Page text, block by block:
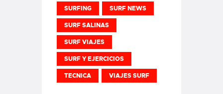
SURFING SURF NEWS
SURF SALINAS
SURF VIAJES
SURF Y EJERCICIOS
TECNICA VIAJES SURF